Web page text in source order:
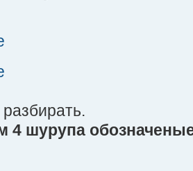
4 шурупа